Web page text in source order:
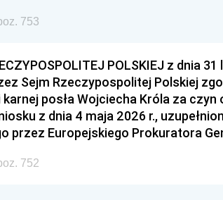
753
POLSKIEJ z dnia
Sejm Rzeczypospolitej Polskiej
posła Wojciecha Króla za czyn
z dnia 4 maja 2026 r.,
przez Europejskiego Prokuratora
752